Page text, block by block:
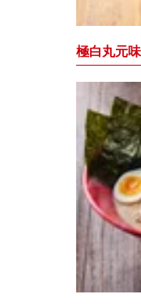
極白丸元味